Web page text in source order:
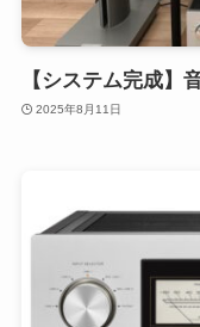
【システム完成】
2025年8月11日